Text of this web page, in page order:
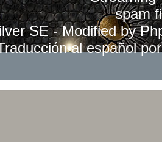
spam
SE - Modified by
al español